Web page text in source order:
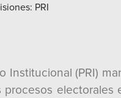
PRI
(PRI)
electorales